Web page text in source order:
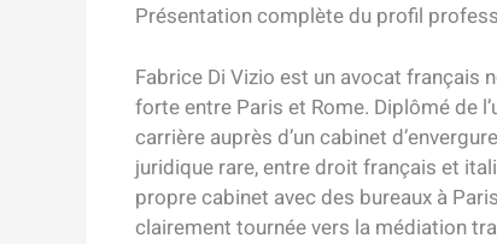
Présentation complète du profil
Fabrice Di Vizio est un avocat français
forte entre Paris et Rome. Diplômé de
carrière auprès d’un cabinet
juridique rare, entre droit français et
propre cabinet avec des bureaux à
clairement tournée vers la médiation